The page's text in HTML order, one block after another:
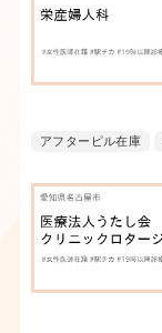
アフターピル在庫